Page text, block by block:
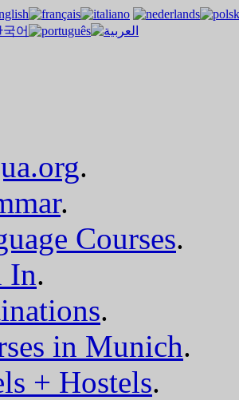
.
.
Courses.
In.
.
in Munich.
+ Hostels.